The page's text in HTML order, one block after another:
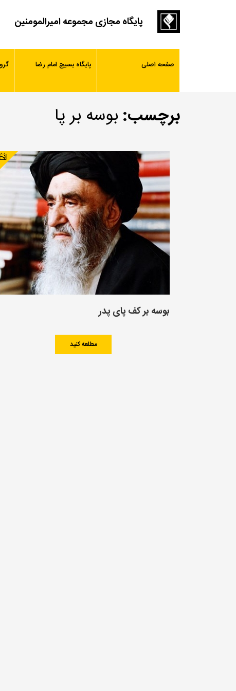
پایگاه مجازی مجموعه امیرالمومنین
صفحه اصلی پایگاه بسیج امام رضا
برچسب: بوسه بر پا
بوسه بر کف پای پدر
مطلعه کنید